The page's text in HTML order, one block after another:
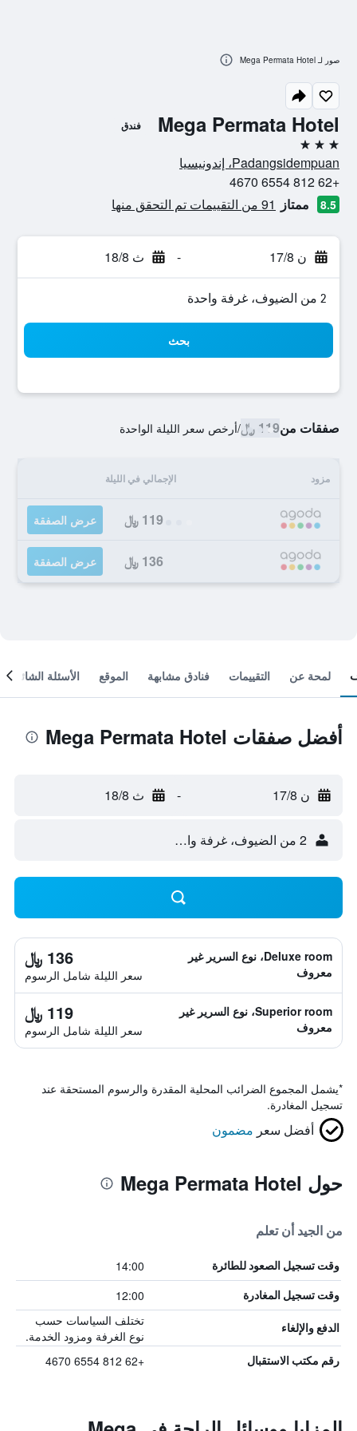
Mega Permata Hotel فندق
3 نجوم
Padangsidempuan، إندونيسيا
+62 812 6554 4670
8.5 ممتاز 91 من التقييمات تم التحقق منها
ن 17/8 - ث 18/8
2 من الضيوف، غرفة واحدة
بحث
صفقات من119 ﷼ /أرخص سعر الليلة الواحدة
مزود الإجمالي في الليلة
119 ﷼ عرض الصفقة
136 ﷼ عرض الصفقة
صور لـ Mega Permata Hotel
لمحة عن التقييمات فنادق مشابهة الموقع الأسئلة الشائعة
أفضل صفقات Mega Permata Hotel
ن 17/8 - ث 18/8
2 من الضيوف، غرفة واحدة
Deluxe room، نوع السرير غير
معروف
136 ﷼
سعر الليلة شامل الرسوم
Superior room، نوع السرير غير
معروف
119 ﷼
سعر الليلة شامل الرسوم
*يشمل المجموع الضرائب المحلية المقدرة والرسوم المستحقة عند
تسجيل المغادرة.
أفضل سعر مضمون
حول Mega Permata Hotel
من الجيد أن تعلم
وقت تسجيل الصعود للطائرة 14:00
وقت تسجيل المغادرة 12:00
الدفع والإلغاء
تختلف السياسات حسب
نوع الغرفة ومزود الخدمة.
رقم مكتب الاستقبال +62 812 6554 4670